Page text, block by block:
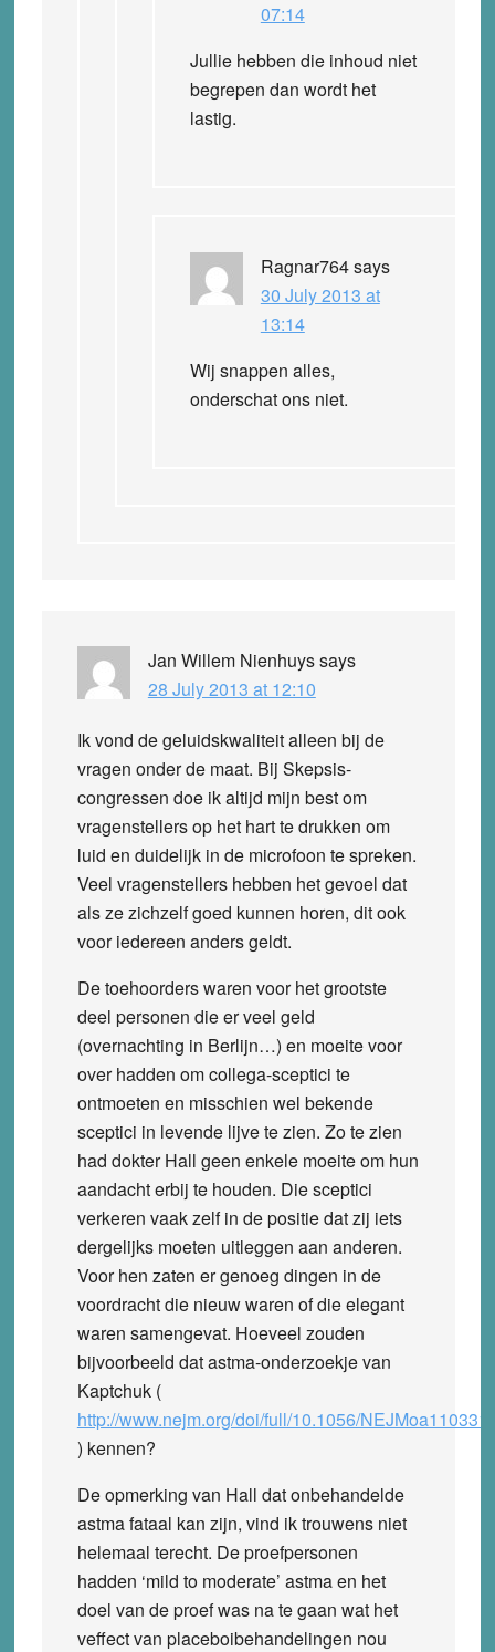
07:14
Jullie hebben die inhoud niet
begrepen dan wordt het
lastig.
Ragnar764says
30 July 2013 at
13:14
Wij snappen alles,
onderschat ons niet.
Jan Willem Nienhuyssays
28 July 2013 at 12:10
Ik vond de geluidskwaliteit alleen bij de
vragen onder de maat. Bij Skepsis-
congressen doe ik altijd mijn best om
vragenstellers op het hart te drukken om
luid en duidelijk in de microfoon te spreken.
Veel vragenstellers hebben het gevoel dat
als ze zichzelf goed kunnen horen, dit ook
voor iedereen anders geldt.
De toehoorders waren voor het grootste
deel personen die er veel geld
(overnachting in Berlijn…) en moeite voor
over hadden om collega-sceptici te
ontmoeten en misschien wel bekende
sceptici in levende lijve te zien. Zo te zien
had dokter Hall geen enkele moeite om hun
aandacht erbij te houden. Die sceptici
verkeren vaak zelf in de positie dat zij iets
dergelijks moeten uitleggen aan anderen.
Voor hen zaten er genoeg dingen in de
voordracht die nieuw waren of die elegant
waren samengevat. Hoeveel zouden
bijvoorbeeld dat astma-onderzoekje van
Kaptchuk (
http://www.nejm.org/doi/full/10.1056/
) kennen?
De opmerking van Hall dat onbehandelde
astma fataal kan zijn, vind ik trouwens niet
helemaal terecht. De proefpersonen
hadden ‘mild to moderate’ astma en het
doel van de proef was na te gaan wat het
veffect van placeboibehandelingen nou